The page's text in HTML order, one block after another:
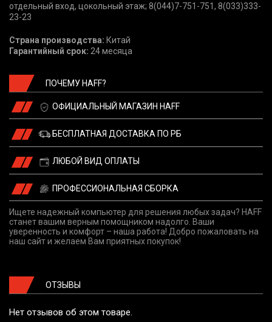
отдельный вход, цокольный этаж; 8(044)7-751-751, 8(033)333-
23-23
Страна производства: Китай
Гарантийный срок: 24 месяца
ПОЧЕМУ HAFF?
ОФИЦИАЛЬНЫЙ МАГАЗИН HAFF
БЕСПЛАТНАЯ ДОСТАВКА ПО РБ
ЛЮБОЙ ВИД ОПЛАТЫ
ПРОФЕССИОНАЛЬНАЯ СБОРКА
Ищете надежный компьютер для решения любых задач? HAFF
станет вашим верным помощником надолго. Ваши
уверенность и комфорт – наша работа! Добро пожаловать на
наш сайт и желаем Вам приятных покупок!
ОТЗЫВЫ
Нет отзывов об этом товаре.